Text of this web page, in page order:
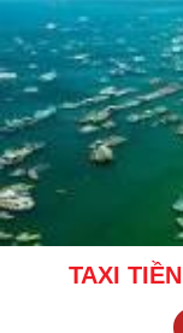
TAXI